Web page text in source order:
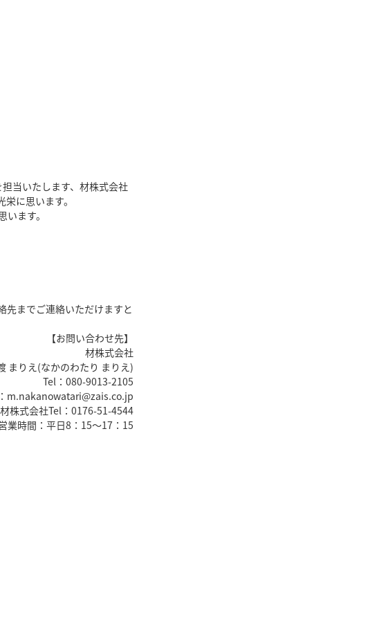
当いたします、材株式会社
に思います。
ます。
先までご連絡いただけますと
【お問い合わせ先】
材株式会社
まりえ(なかのわたり まりえ)
Tel：080-9013-2105
m.nakanowatari@zais.co.jp
株式会社Tel：0176-51-4544
業時間：平日8：15～17：15